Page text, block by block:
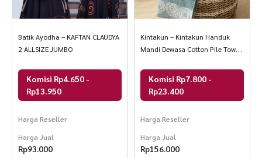
Batik Ayodha – KAFTAN CLAUDYA
2 ALLSIZE JUMBO
Komisi Rp4.650 -
Rp13.950
Harga Reseller
Harga Jual
Rp93.000
Kintakun – Kintakun Handuk
Mandi Dewasa Cotton Pile Towel
Komisi Rp7.800 -
Rp23.400
Harga Reseller
Harga Jual
Rp156.000